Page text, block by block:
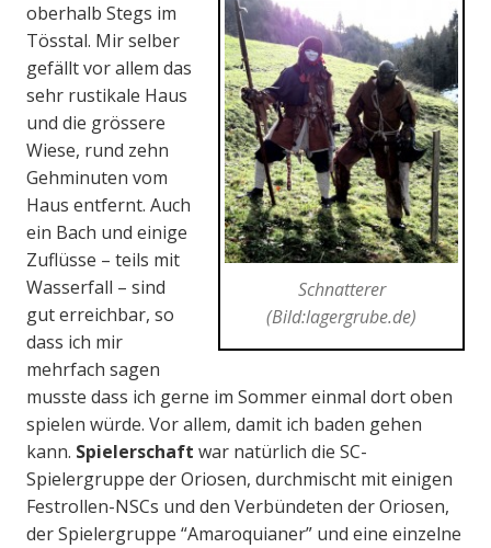
Schnatterer
(Bild:lagergrube.de)
oberhalb Stegs im
Tösstal. Mir selber
gefällt vor allem das
sehr rustikale Haus
und die grössere
Wiese, rund zehn
Gehminuten vom
Haus entfernt. Auch
ein Bach und einige
Zuflüsse – teils mit
Wasserfall – sind
gut erreichbar, so
dass ich mir
mehrfach sagen
musste dass ich gerne im Sommer einmal dort oben
spielen würde. Vor allem, damit ich baden gehen
kann. Spielerschaft war natürlich die SC-
Spielergruppe der Oriosen, durchmischt mit einigen
Festrollen-NSCs und den Verbündeten der Oriosen,
der Spielergruppe “Amaroquianer” und eine einzelne